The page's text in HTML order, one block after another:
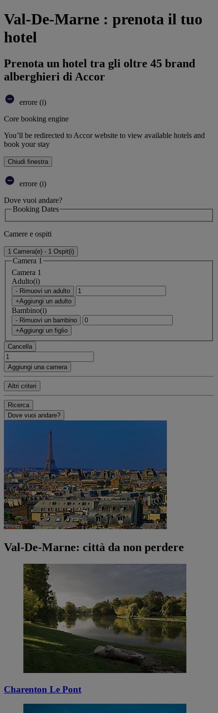
Val-De-Marne : prenota il tuo
hotel
Prenota un hotel tra gli oltre 45 brand
alberghieri di Accor
errore (i)
Core booking engine
You’ll be redirected to Accor website to view available hotels and
book your stay
Chiudi finestra
errore (i)
Dove vuoi andare?
Booking Dates
Camere e ospiti
1 Camera(e) - 1 Ospit(i)
Camera 1
Camera 1
Adulto(i)
- Rimuovi un adulto
+Aggiungi un adulto
Bambino(i)
- Rimuovi un bambino
+Aggiungi un figlio
Cancella
Aggiungi una camera
Altri criteri
Ricerca
Dove vuoi andare?
Val-De-Marne: città da non perdere
Charenton Le Pont